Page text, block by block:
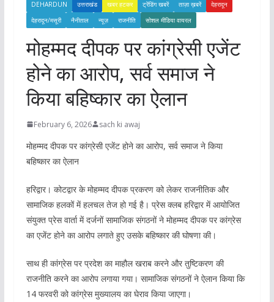
DEHARDUN उत्तराखंड खबर हटकर ट्रेंडिंग खबरें ताज़ा ख़बरें
देहरादून
देहरादून/मसूरी
नैनीताल न्यूज़ राजनीति सोशल मीडिया वायरल
मोहम्मद दीपक पर कांग्रेसी एजेंट
होने का आरोप, सर्व समाज ने
किया बहिष्कार का ऐलान
February 6, 2026 sach ki awaj
मोहम्मद दीपक पर कांग्रेसी एजेंट होने का आरोप, सर्व समाज ने किया
बहिष्कार का ऐलान
हरिद्वार। कोटद्वार के मोहम्मद दीपक प्रकरण को लेकर राजनीतिक और
सामाजिक हलकों में हलचल तेज हो गई है। प्रेस क्लब हरिद्वार में आयोजित
संयुक्त प्रेस वार्ता में दर्जनों सामाजिक संगठनों ने मोहम्मद दीपक पर कांग्रेस
का एजेंट होने का आरोप लगाते हुए उसके बहिष्कार की घोषणा की।
साथ ही कांग्रेस पर प्रदेश का माहौल खराब करने और तुष्टिकरण की
राजनीति करने का आरोप लगाया गया। सामाजिक संगठनों ने ऐलान किया कि
14 फरवरी को कांग्रेस मुख्यालय का घेराव किया जाएगा।